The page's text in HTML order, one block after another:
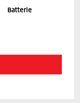
Batterie